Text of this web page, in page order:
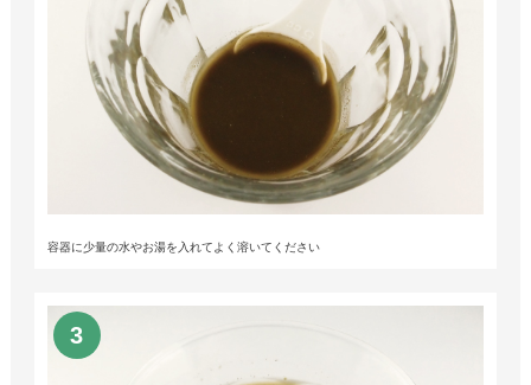
容器に少量の水やお湯を入れてよく溶いてください